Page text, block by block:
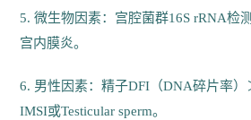
5. 微生物因素：宫腔菌群16S rRNA检
宫内膜炎。
6. 男性因素：精子DFI（DNA碎片率）
IMSI或Testicular sperm。